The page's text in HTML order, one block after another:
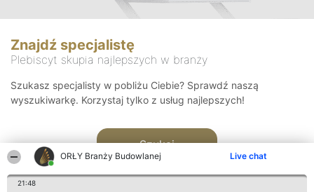
ORŁY Branży Budowlanej Live chat
21:48
Znajdź specjalistę
Plebiscyt skupia najlepszych w branży
Szukasz specjalisty w pobliżu Ciebie? Sprawdź naszą
wyszukiwarkę. Korzystaj tylko z usług najlepszych!
Szukaj